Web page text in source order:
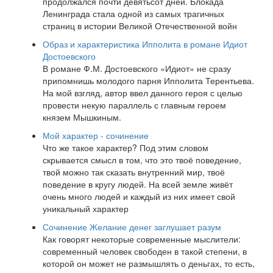
Ленинграда стала одной из самых трагичных
страниц в истории Великой Отечественной войн
Образ и характеристика Ипполита в романе Идиот
Достоевского
В романе Ф.М. Достоевского «Идиот» не сразу
припомнишь молодого парня Ипполита Терентьева.
На мой взгляд, автор ввел данного героя с целью
провести некую параллель с главным героем
князем Мышкиным.
Мой характер - сочинение
Что же такое характер? Под этим словом
скрывается смысл в том, что это твоё поведение,
твой можно так сказать внутренний мир, твоё
поведение в кругу людей. На всей земле живёт
очень много людей и каждый из них имеет свой
уникальный характер
Сочинение Желание денег заглушает разум
Как говорят некоторые современные мыслители:
современный человек свободен в такой степени, в
которой он может не размышлять о деньгах, то есть,